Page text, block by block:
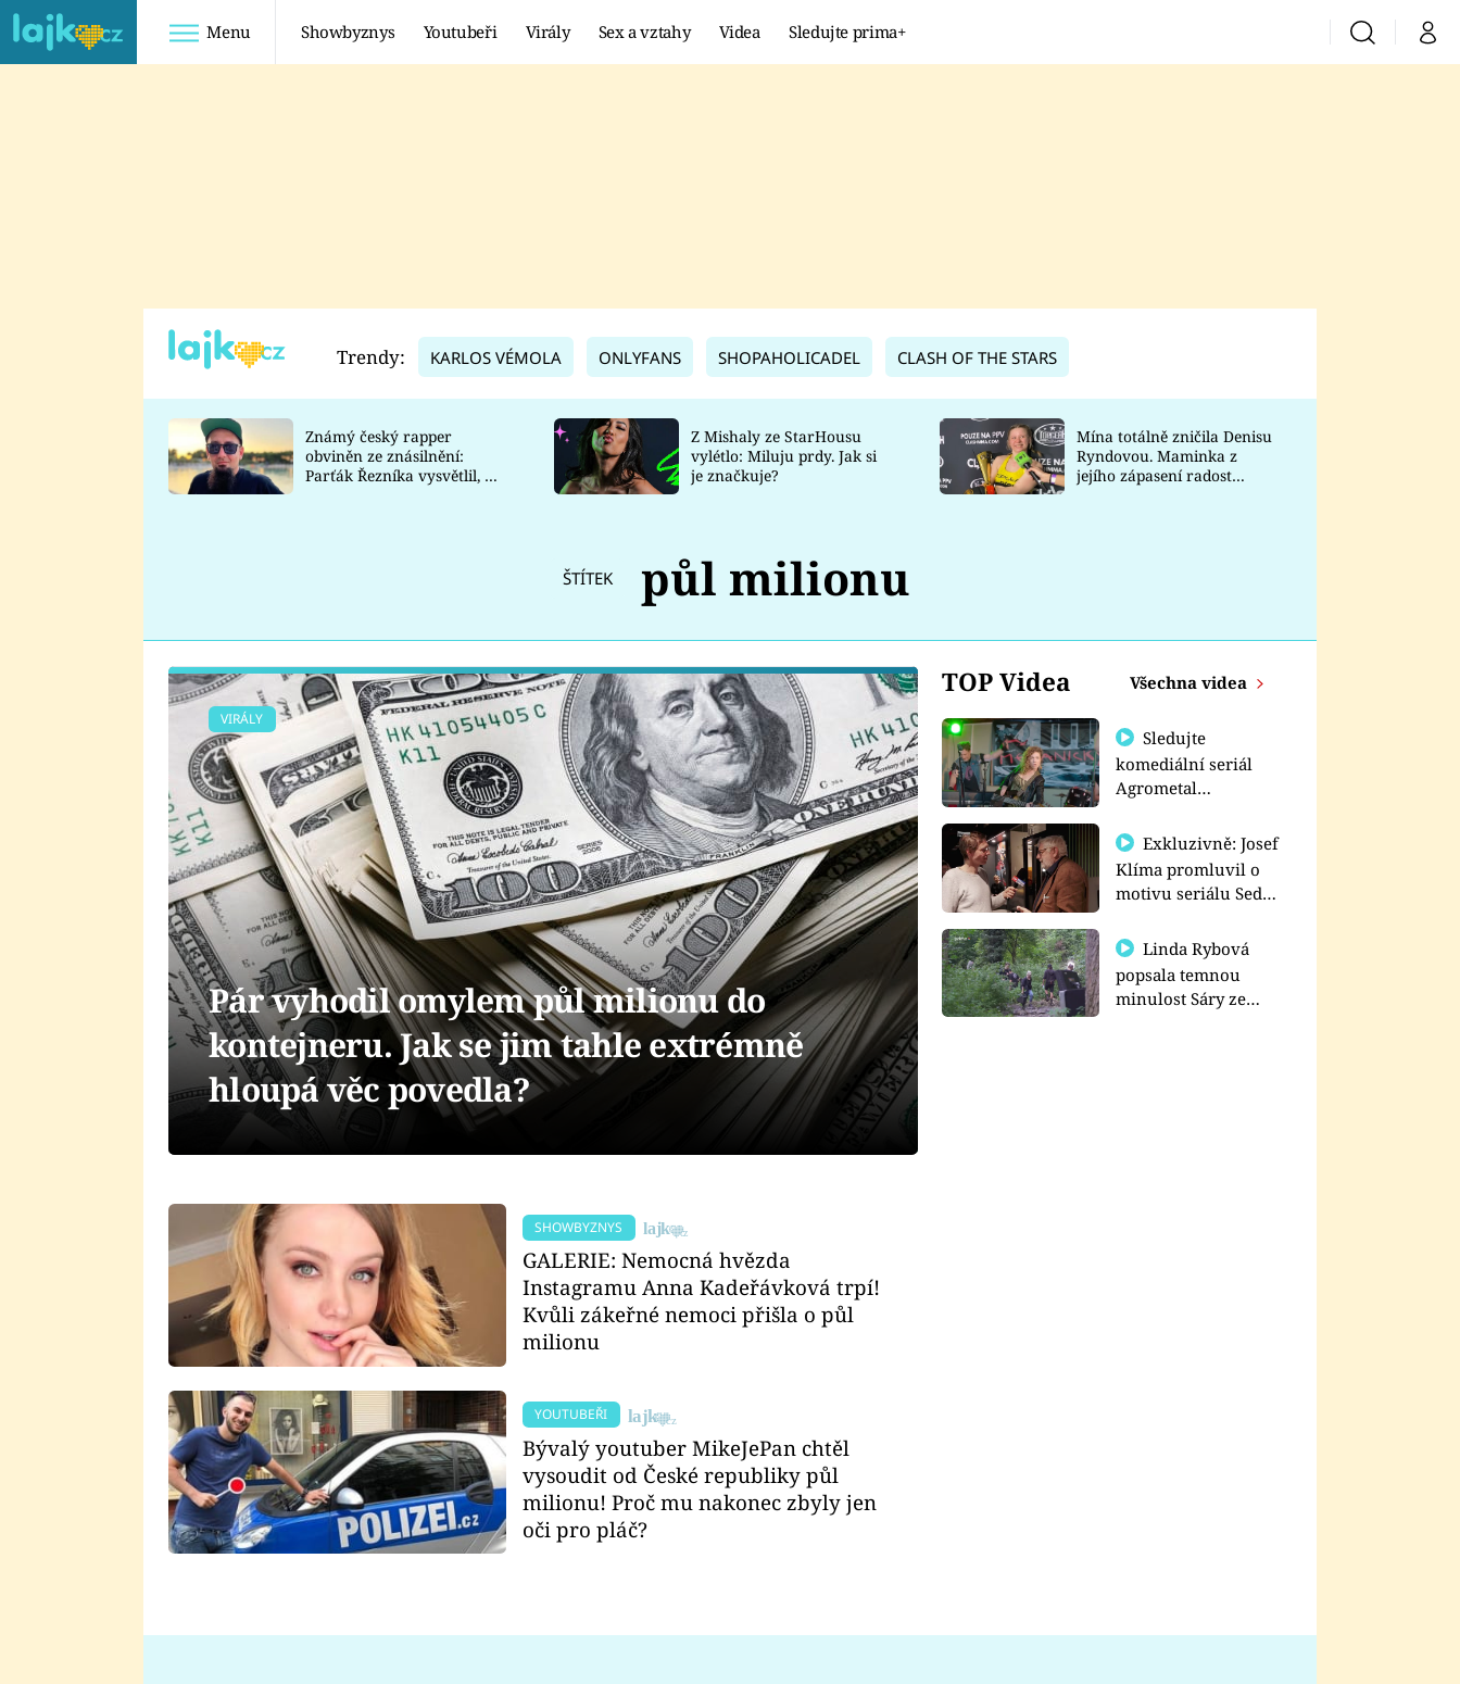
Menu Showbyznys Youtubeři Virály Sex a vztahy Videa Sledujte prima+ VyhledáváníMůj
TADEÁŠ KUBĚNKA
DATEL
Prima Lajk
Sledujte nás
Trendy: KARLOS VÉMOLA ONLYFANS SHOPAHOLICADEL CLASH OF THE STARS
Známý český rapper
obviněn ze znásilnění:
Parťák Řezníka vysvětlil, co
Z Mishaly ze StarHousu
vylétlo: Miluju prdy. Jak si
je značkuje?
Mína totálně zničila Denisu
Ryndovou. Maminka z
jejího zápasení radost
ŠTÍTEK půl milionu
TOP Videa Všechna videa
Sledujte
komediální seriál
Agrometal
prima+
Exkluzivně: Josef
Klíma promluvil o
motivu seriálu Sedm
Linda Rybová
popsala temnou
minulost Sáry ze
VIRÁLY
Pár vyhodil omylem půl milionu do
kontejneru. Jak se jim tahle extrémně
hloupá věc povedla?
SHOWBYZNYS
GALERIE: Nemocná hvězda
Instagramu Anna Kadeřávková trpí!
Kvůli zákeřné nemoci přišla o půl
milionu
YOUTUBEŘI
Bývalý youtuber MikeJePan chtěl
vysoudit od České republiky půl
milionu! Proč mu nakonec zbyly jen
oči pro pláč?